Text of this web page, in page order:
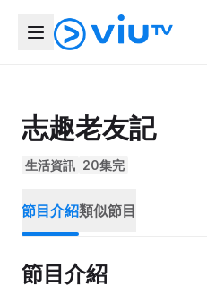
志趣老友記
生活資訊 20集完
節目介紹類似節目
節目介紹